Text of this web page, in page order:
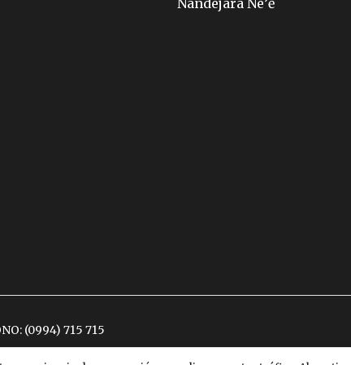
Ñandejara Ñe’ẽ
(0994) 715 715